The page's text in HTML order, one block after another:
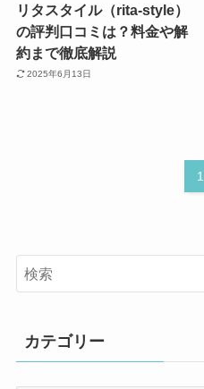
リタスタイル（rita-style）
の評判口コミは？料金や解
約まで徹底解説
2025年6月13日
1
カテゴリー